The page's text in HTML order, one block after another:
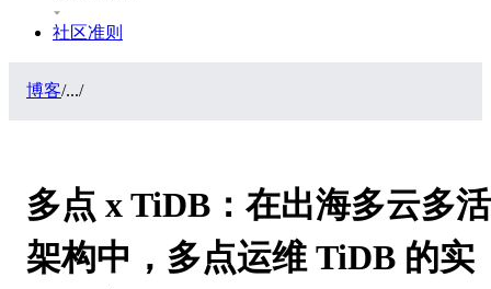
社区准则
博客/.../
多点 x TiDB：在出海多云多活
架构中，多点运维 TiDB 的实